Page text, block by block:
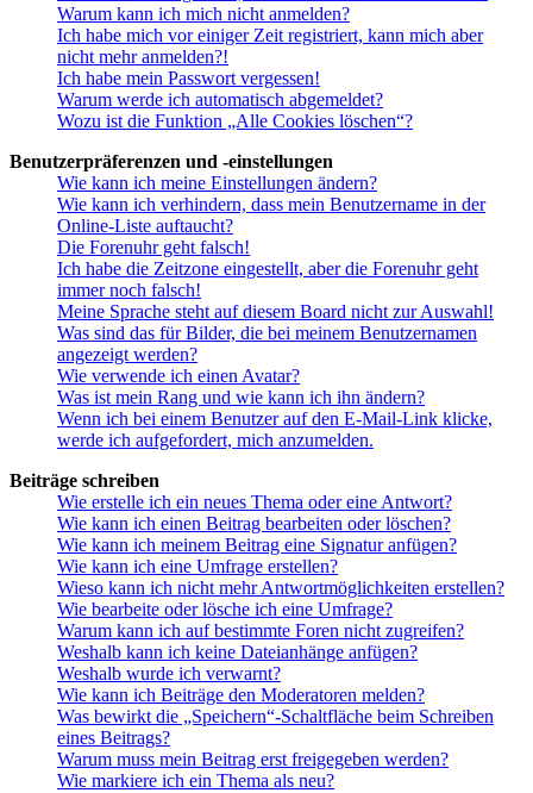
Warum kann ich mich nicht anmelden?
Ich habe mich vor einiger Zeit registriert, kann mich aber
nicht mehr anmelden?!
Ich habe mein Passwort vergessen!
Warum werde ich automatisch abgemeldet?
Wozu ist die Funktion „Alle Cookies löschen“?
Benutzerpräferenzen und -einstellungen
Wie kann ich meine Einstellungen ändern?
Wie kann ich verhindern, dass mein Benutzername in der
Online-Liste auftaucht?
Die Forenuhr geht falsch!
Ich habe die Zeitzone eingestellt, aber die Forenuhr geht
immer noch falsch!
Meine Sprache steht auf diesem Board nicht zur Auswahl!
Was sind das für Bilder, die bei meinem Benutzernamen
angezeigt werden?
Wie verwende ich einen Avatar?
Was ist mein Rang und wie kann ich ihn ändern?
Wenn ich bei einem Benutzer auf den E-Mail-Link klicke,
werde ich aufgefordert, mich anzumelden.
Beiträge schreiben
Wie erstelle ich ein neues Thema oder eine Antwort?
Wie kann ich einen Beitrag bearbeiten oder löschen?
Wie kann ich meinem Beitrag eine Signatur anfügen?
Wie kann ich eine Umfrage erstellen?
Wieso kann ich nicht mehr Antwortmöglichkeiten erstellen?
Wie bearbeite oder lösche ich eine Umfrage?
Warum kann ich auf bestimmte Foren nicht zugreifen?
Weshalb kann ich keine Dateianhänge anfügen?
Weshalb wurde ich verwarnt?
Wie kann ich Beiträge den Moderatoren melden?
Was bewirkt die „Speichern“-Schaltfläche beim Schreiben
eines Beitrags?
Warum muss mein Beitrag erst freigegeben werden?
Wie markiere ich ein Thema als neu?